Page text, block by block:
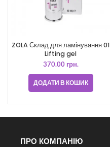
ZOLA Склад для ламінування 01
Lifting gel
370.00 грн.
ДОДАТИ В КОШИК
ПРО КОМПАНІЮ